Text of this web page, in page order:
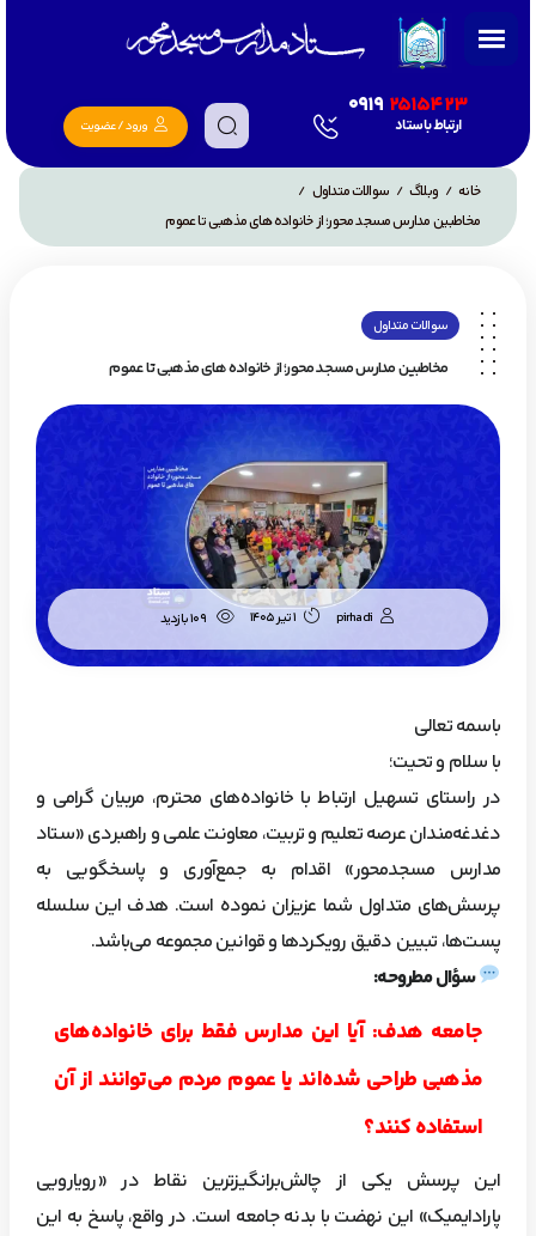
0919 2515423
ارتباط با ستاد ورود / عضویت
خانه / وبلاگ / سوالات متداول /
مخاطبین مدارس مسجد محور؛ از خانواده های مذهبی تا عموم
سوالات متداول
مخاطبین مدارس مسجد محور؛ از خانواده های مذهبی تا عموم
109 بازدید 1 تیر 1405 pirhadi
باسمه تعالی
با سلام و تحیت؛
در راستای تسهیل ارتباط با خانواده‌های محترم، مربیان گرامی و
دغدغه‌مندان عرصه تعلیم و تربیت، معاونت علمی و راهبردی «ستاد
مدارس مسجدمحور» اقدام به جمع‌آوری و پاسخگویی به
پرسش‌های متداول شما عزیزان نموده است. هدف این سلسله
پست‌ها، تبیین دقیق رویکردها و قوانین مجموعه می‌باشد.
سؤال مطروحه:
جامعه هدف: آیا این مدارس فقط برای خانواده‌های
مذهبی طراحی شده‌اند یا عموم مردم می‌توانند از آن
استفاده کنند؟
این پرسش یکی از چالش‌برانگیزترین نقاط در «رویارویی
پارادایمیک» این نهضت با بدنه جامعه است. در واقع، پاسخ به این